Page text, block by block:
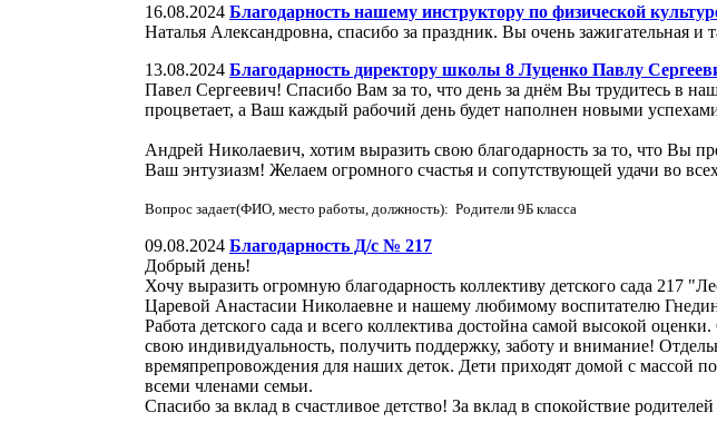
16.08.2024 Благодарность нашему инструктору по физической
Наталья Александровна, спасибо за праздник. Вы очень зажигательная и
13.08.2024 Благодарность директору школы 8 Луценко Павлу
Павел Сергеевич! Спасибо Вам за то, что день за днём Вы трудитесь в
процветает, а Ваш каждый рабочий день будет наполнен новыми
Андрей Николаевич, хотим выразить свою благодарность за то, что Вы
Ваш энтузиазм! Желаем огромного счастья и сопутствующей удачи во
Вопрос задает(ФИО, место работы, должность): Родители 9Б класса
09.08.2024 Благодарность Д/с № 217
Добрый день!
Хочу выразить огромную благодарность коллективу детского сада
Царевой Анастасии Николаевне и нашему любимому воспитателю
Работа детского сада и всего коллектива достойна самой высокой
свою индивидуальность, получить поддержку, заботу и внимание!
времяпрепровождения для наших деток. Дети приходят домой с массой
всеми членами семьи.
Спасибо за вклад в счастливое детство! За вклад в спокойствие